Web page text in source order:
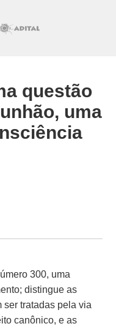
questão
uma
300, uma
distingue as
ser tratadas pela via
canônico, e as